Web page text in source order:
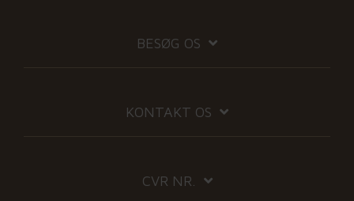
BESØG OS
KONTAKT OS
CVR NR.